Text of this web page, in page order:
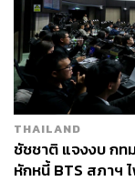
THAILAND
ชัชชาติ แจงงบ กท
หักหนี้ BTS สภาฯ